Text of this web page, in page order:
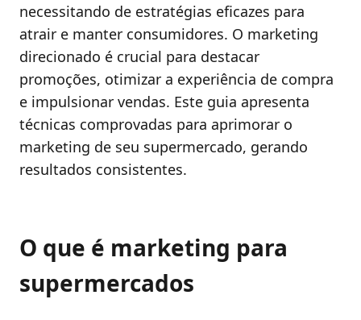
necessitando de estratégias eficazes para
atrair e manter consumidores. O marketing
direcionado é crucial para destacar
promoções, otimizar a experiência de compra
e impulsionar vendas. Este guia apresenta
técnicas comprovadas para aprimorar o
marketing de seu supermercado, gerando
resultados consistentes.
O que é marketing para
supermercados